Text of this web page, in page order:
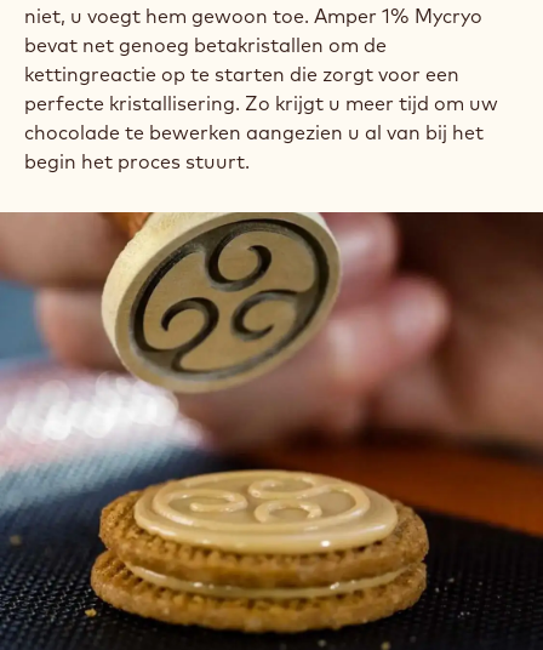
niet, u voegt hem gewoon toe. Amper 1% Mycryo
bevat net genoeg betakristallen om de
kettingreactie op te starten die zorgt voor een
perfecte kristallisering. Zo krijgt u meer tijd om uw
chocolade te bewerken aangezien u al van bij het
begin het proces stuurt.